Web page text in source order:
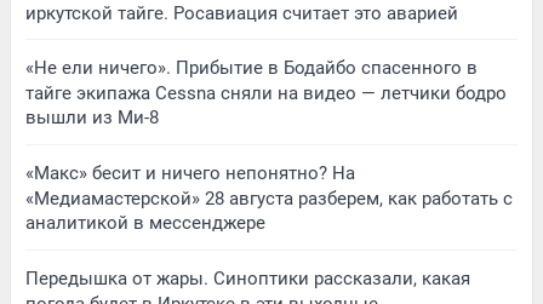
иркутской тайге. Росавиация считает это аварией
«Не ели ничего». Прибытие в Бодайбо спасенного в
тайге экипажа Cessna сняли на видео — летчики бодро
вышли из Ми-8
«Макс» бесит и ничего непонятно? На
«Медиамастерской» 28 августа разберем, как работать с
аналитикой в мессенджере
Передышка от жары. Синоптики рассказали, какая